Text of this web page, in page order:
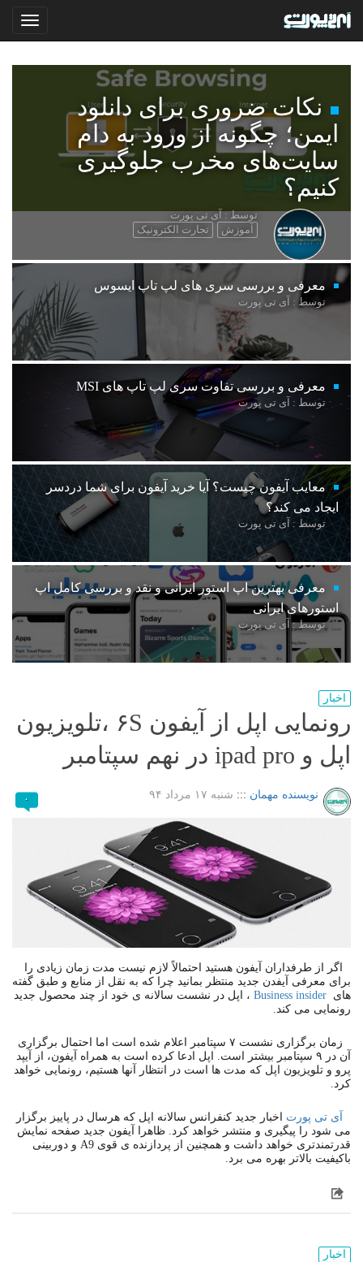
نکات ضروری برای دانلود
ایمن؛ چگونه از ورود به دام
سایت‌های مخرب جلوگیری
کنیم؟
توسط : آی تی پورت
آموزش
تجارت الکترونیک
معرفی و بررسی سری های لپ تاپ ایسوس
توسط : آی تی پورت
معرفی و بررسی تفاوت سری لپ تاپ های MSI
توسط : آی تی پورت
معایب آیفون چیست؟ آیا خرید آیفون برای شما دردسر
ایجاد می کند؟
توسط : آی تی پورت
معرفی بهترین اپ استور ایرانی و نقد و بررسی کامل اپ
استورهای ایرانی
توسط : آی تی پورت
اخبار
رونمایی اپل از آیفون ۶S ،تلویزیون
اپل و ipad pro در نهم سپتامبر
نویسنده مهمان ::: شنبه ۱۷ مرداد ۹۴ ۰
اگر از طرفداران آیفون هستید احتمالاً لازم نیست مدت زمان زیادی را
برای معرفی آیفدن جدید منتظر بمانید چرا که به نقل از منابع و طبق گفته
های Business insider ، اپل در نشست سالانه ی خود از چند محصول جدید
رونمایی می کند.
زمان برگزاری نشست ۷ سپتامبر اعلام شده است اما احتمال برگزاری
آن در ۹ سپتامبر بیشتر است. اپل ادعا کرده است به همراه آیفون، از آیپد
پرو و تلویزیون اپل که مدت ها است در انتظار آنها هستیم، رونمایی خواهد
کرد.
آی تی پورت اخبار جدید کنفرانس سالانه اپل که هرسال در پاییز برگزار
می شود را پیگیری و منتشر خواهد کرد. ظاهرا آیفون جدید صفحه نمایش
قدرتمندتری خواهد داشت و همچنین از پردازنده ی قوی A9 و دوربینی
باکیفیت بالاتر بهره می برد.
اخبار